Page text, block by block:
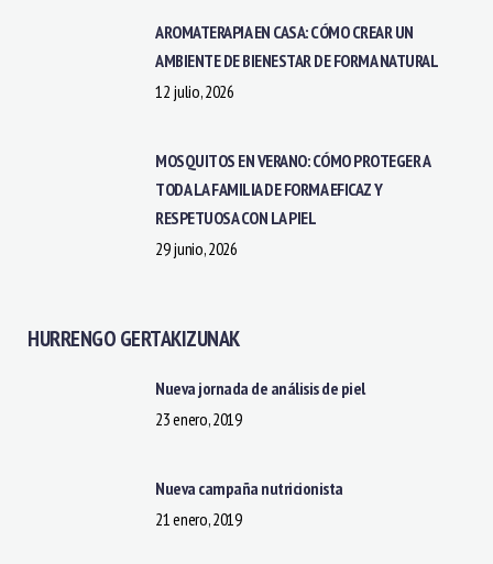
AROMATERAPIA EN CASA: CÓMO CREAR UN
AMBIENTE DE BIENESTAR DE FORMA NATURAL
12 julio, 2026
MOSQUITOS EN VERANO: CÓMO PROTEGER A
TODA LA FAMILIA DE FORMA EFICAZ Y
RESPETUOSA CON LA PIEL
29 junio, 2026
HURRENGO GERTAKIZUNAK
Nueva jornada de análisis de piel
23 enero, 2019
Nueva campaña nutricionista
21 enero, 2019